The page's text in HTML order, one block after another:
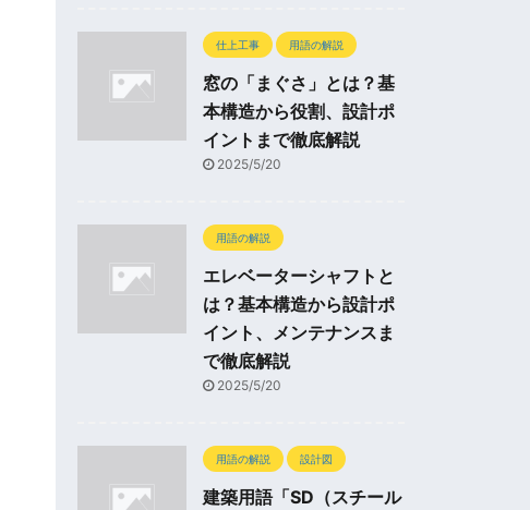
仕上工事 用語の解説
窓の「まぐさ」とは？基
本構造から役割、設計ポ
イントまで徹底解説
2025/5/20
用語の解説
エレベーターシャフトと
は？基本構造から設計ポ
イント、メンテナンスま
で徹底解説
2025/5/20
用語の解説 設計図
建築用語「SD（スチール